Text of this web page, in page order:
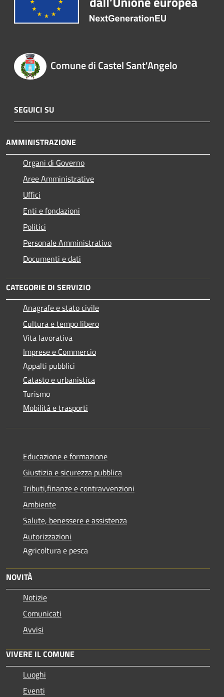
Comune di Castel Sant'Angelo
SEGUICI SU
AMMINISTRAZIONE
Organi di Governo
Aree Amministrative
Uffici
Enti e fondazioni
Politici
Personale Amministrativo
Documenti e dati
CATEGORIE DI SERVIZIO
Anagrafe e stato civile
Cultura e tempo libero
Vita lavorativa
Imprese e Commercio
Appalti pubblici
Catasto e urbanistica
Turismo
Mobilità e trasporti
Educazione e formazione
Giustizia e sicurezza pubblica
Tributi,finanze e contravvenzioni
Ambiente
Salute, benessere e assistenza
Autorizzazioni
Agricoltura e pesca
NOVITÀ
Notizie
Comunicati
Avvisi
VIVERE IL COMUNE
Luoghi
Eventi